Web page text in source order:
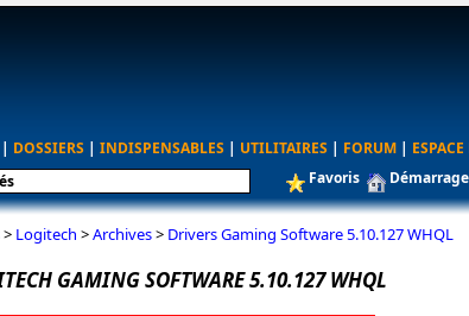
| DOSSIERS | INDISPENSABLES | UTILITAIRES | FORUM |
Favoris Démarrage
> Logitech >Archives> Drivers Gaming Software 5.10.127 WHQL
GAMING SOFTWARE 5.10.127 WHQL